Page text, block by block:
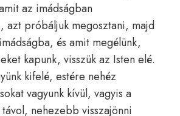
az imádságban
azt próbáljuk megosztani, majd
és amit megélünk,
kapunk, visszük az Isten elé.
kifelé, estére nehéz
vagyunk kívül, vagyis a
nehezebb visszajönni